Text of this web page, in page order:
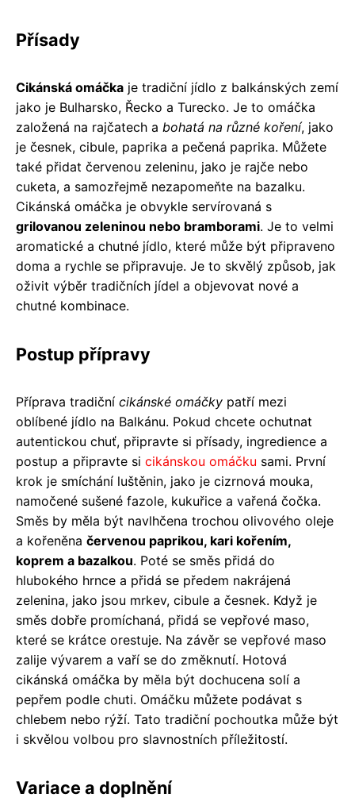
Přísady
Cikánská omáčka je tradiční jídlo z balkánských zemí
jako je Bulharsko, Řecko a Turecko. Je to omáčka
založená na rajčatech a bohatá na různé koření, jako
je česnek, cibule, paprika a pečená paprika. Můžete
také přidat červenou zeleninu, jako je rajče nebo
cuketa, a samozřejmě nezapomeňte na bazalku.
Cikánská omáčka je obvykle servírovaná s
grilovanou zeleninou nebo bramborami. Je to velmi
aromatické a chutné jídlo, které může být připraveno
doma a rychle se připravuje. Je to skvělý způsob, jak
oživit výběr tradičních jídel a objevovat nové a
chutné kombinace.
Postup přípravy
Příprava tradiční cikánské omáčky patří mezi
oblíbené jídlo na Balkánu. Pokud chcete ochutnat
autentickou chuť, připravte si přísady, ingredience a
postup a připravte si cikánskou omáčku sami. První
krok je smíchání luštěnin, jako je cizrnová mouka,
namočené sušené fazole, kukuřice a vařená čočka.
Směs by měla být navlhčena trochou olivového oleje
a kořeněna červenou paprikou, kari kořením,
koprem a bazalkou. Poté se směs přidá do
hlubokého hrnce a přidá se předem nakrájená
zelenina, jako jsou mrkev, cibule a česnek. Když je
směs dobře promíchaná, přidá se vepřové maso,
které se krátce orestuje. Na závěr se vepřové maso
zalije vývarem a vaří se do změknutí. Hotová
cikánská omáčka by měla být dochucena solí a
pepřem podle chuti. Omáčku můžete podávat s
chlebem nebo rýží. Tato tradiční pochoutka může být
i skvělou volbou pro slavnostních příležitostí.
Variace a doplnění